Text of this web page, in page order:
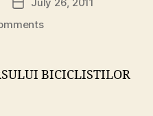
Post
on
2011
BICICLISTILOR